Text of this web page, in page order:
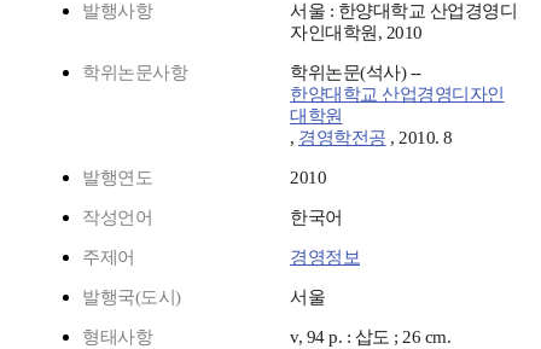
발행사항
서울 : 한양대학교 산업경영디
자인대학원, 2010
학위논문사항
학위논문(석사) --
한양대학교 산업경영디자인
대학원
, 경영학전공 , 2010. 8
발행연도 2010
작성언어 한국어
주제어 경영정보
발행국(도시) 서울
형태사항 v, 94 p. : 삽도 ; 26 cm.